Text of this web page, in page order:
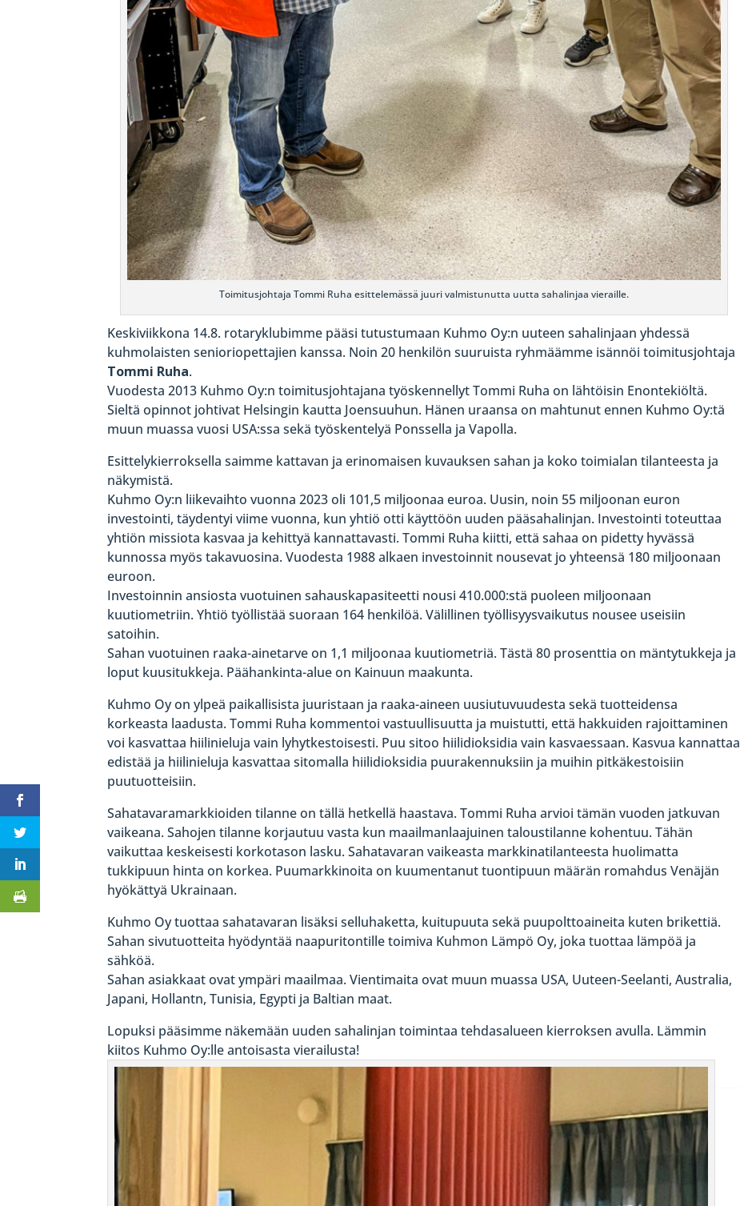
Toimitusjohtaja Tommi Ruha esittelemässä juuri valmistunutta uutta sahalinjaa vieraille.
Keskiviikkona 14.8. rotaryklubimme pääsi tutustumaan Kuhmo Oy:n uuteen sahalinjaan yhdessä
kuhmolaisten senioriopettajien kanssa. Noin 20 henkilön suuruista ryhmäämme isännöi toimitusjohtaja
Tommi Ruha.
Vuodesta 2013 Kuhmo Oy:n toimitusjohtajana työskennellyt Tommi Ruha on lähtöisin Enontekiöltä.
Sieltä opinnot johtivat Helsingin kautta Joensuuhun. Hänen uraansa on mahtunut ennen Kuhmo Oy:tä
muun muassa vuosi USA:ssa sekä työskentelyä Ponssella ja Vapolla.
Esittelykierroksella saimme kattavan ja erinomaisen kuvauksen sahan ja koko toimialan tilanteesta ja
näkymistä.
Kuhmo Oy:n liikevaihto vuonna 2023 oli 101,5 miljoonaa euroa. Uusin, noin 55 miljoonan euron
investointi, täydentyi viime vuonna, kun yhtiö otti käyttöön uuden pääsahalinjan. Investointi toteuttaa
yhtiön missiota kasvaa ja kehittyä kannattavasti. Tommi Ruha kiitti, että sahaa on pidetty hyvässä
kunnossa myös takavuosina. Vuodesta 1988 alkaen investoinnit nousevat jo yhteensä 180 miljoonaan
euroon.
Investoinnin ansiosta vuotuinen sahauskapasiteetti nousi 410.000:stä puoleen miljoonaan
kuutiometriin. Yhtiö työllistää suoraan 164 henkilöä. Välillinen työllisyysvaikutus nousee useisiin
satoihin.
Sahan vuotuinen raaka-ainetarve on 1,1 miljoonaa kuutiometriä. Tästä 80 prosenttia on mäntytukkeja ja
loput kuusitukkeja. Päähankinta-alue on Kainuun maakunta.
Kuhmo Oy on ylpeä paikallisista juuristaan ja raaka-aineen uusiutuvuudesta sekä tuotteidensa
korkeasta laadusta. Tommi Ruha kommentoi vastuullisuutta ja muistutti, että hakkuiden rajoittaminen
voi kasvattaa hiilinieluja vain lyhytkestoisesti. Puu sitoo hiilidioksidia vain kasvaessaan. Kasvua kannattaa
edistää ja hiilinieluja kasvattaa sitomalla hiilidioksidia puurakennuksiin ja muihin pitkäkestoisiin
puutuotteisiin.
Sahatavaramarkkioiden tilanne on tällä hetkellä haastava. Tommi Ruha arvioi tämän vuoden jatkuvan
vaikeana. Sahojen tilanne korjautuu vasta kun maailmanlaajuinen taloustilanne kohentuu. Tähän
vaikuttaa keskeisesti korkotason lasku. Sahatavaran vaikeasta markkinatilanteesta huolimatta
tukkipuun hinta on korkea. Puumarkkinoita on kuumentanut tuontipuun määrän romahdus Venäjän
hyökättyä Ukrainaan.
Kuhmo Oy tuottaa sahatavaran lisäksi selluhaketta, kuitupuuta sekä puupolttoaineita kuten brikettiä.
Sahan sivutuotteita hyödyntää naapuritontille toimiva Kuhmon Lämpö Oy, joka tuottaa lämpöä ja
sähköä.
Sahan asiakkaat ovat ympäri maailmaa. Vientimaita ovat muun muassa USA, Uuteen-Seelanti, Australia,
Japani, Hollantn, Tunisia, Egypti ja Baltian maat.
Lopuksi pääsimme näkemään uuden sahalinjan toimintaa tehdasalueen kierroksen avulla. Lämmin
kiitos Kuhmo Oy:lle antoisasta vierailusta!